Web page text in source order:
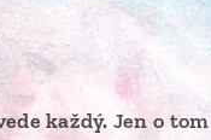
každý. Jen o tom